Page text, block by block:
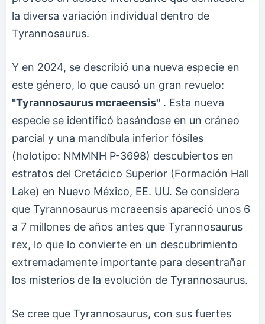
la diversa variación individual dentro de
Tyrannosaurus.
Y en 2024, se describió una nueva especie en
este género, lo que causó un gran revuelo:
"Tyrannosaurus mcraeensis" . Esta nueva
especie se identificó basándose en un cráneo
parcial y una mandíbula inferior fósiles
(holotipo: NMMNH P-3698) descubiertos en
estratos del Cretácico Superior (Formación Hall
Lake) en Nuevo México, EE. UU. Se considera
que Tyrannosaurus mcraeensis apareció unos 6
a 7 millones de años antes que Tyrannosaurus
rex, lo que lo convierte en un descubrimiento
extremadamente importante para desentrañar
los misterios de la evolución de Tyrannosaurus.
Se cree que Tyrannosaurus, con sus fuertes